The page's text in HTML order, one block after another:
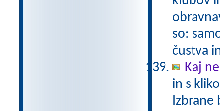
so:
čustva
Kaj
in s
Izbrane